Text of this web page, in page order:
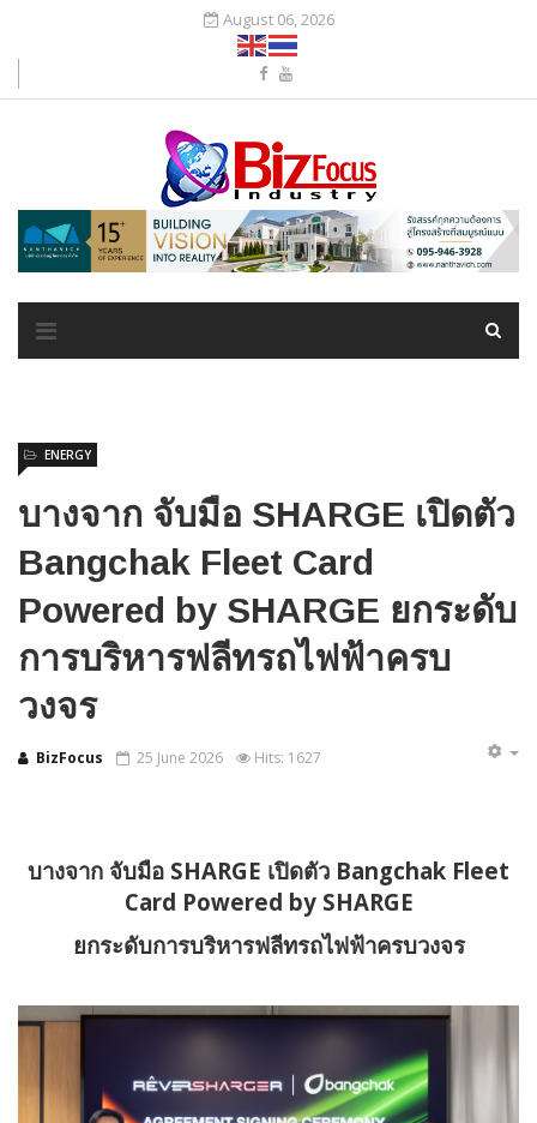
August 06, 2026
บางจาก จับมือ SHARGE เปิดตัว
Bangchak Fleet Card
Powered by SHARGE ยกระดับ
การบริหารฟลีทรถไฟฟ้าครบ
วงจร
BizFocus
ENERGY
25 June 2026 Hits: 1627
บางจาก จับมือ SHARGE เปิดตัว Bangchak Fleet
Card Powered by SHARGE
ยกระดับการบริหารฟลีทรถไฟฟ้าครบวงจร